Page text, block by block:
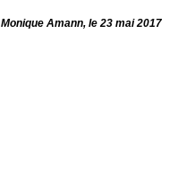
Monique Amann, le 23 mai 2017